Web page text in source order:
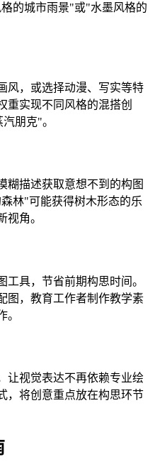
的城市雨景"或"水墨风格的
风，或选择动漫、写实等特
重实现不同风格的混搭创
朋克"。
糊描述获取意想不到的构图
林"可能获得树木形态的乐
视角。
具，节省前期构思时间。
图，教育工作者制作教学素
。
让视觉表达不再依赖专业绘
，将创意重点放在构思环节